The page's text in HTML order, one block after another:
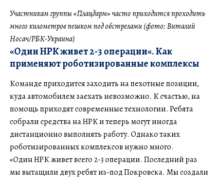
Участникам группы «Плацдарм» часто приходится проходить
много километров пешком под обстрелами(фото: Виталий
Носач/РБК-Украина)
«Один НРК живет2-3 операции«. Как
применяют роботизированные комплексы
Команде приходится заходить на пехотные позиции,
куда автомобилем заехать невозможно. К счастью, на
помощь приходят современные технологии. Ребята
собрали средства на НРК и теперь могут иногда
дистанционно выполнять работу. Однако таких
роботизированных комплексов нужно много.
«Один НРК живет всего 2-3 операции. Последний раз
мы вытащили двух ребят из-под Покровска. Мы создали